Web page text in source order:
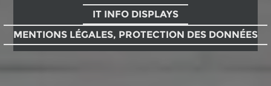
IT INFO DISPLAYS
MENTIONS LÉGALES, PROTECTION DES DONNÉES